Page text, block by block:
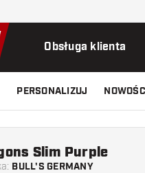
Obsługa klienta
PERSONALIZUJ
: BULL'S GERMANY
Slim Purple